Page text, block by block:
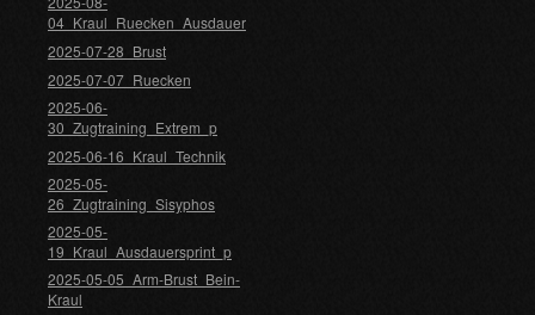
04_Kraul_Ruecken_Ausdauer
2025-07-28_Brust
2025-07-07_Ruecken
2025-06-
30_Zugtraining_Extrem_p
2025-06-16_Kraul_Technik
2025-05-
26_Zugtraining_Sisyphos
2025-05-
19_Kraul_Ausdauersprint_p
2025-05-05_Arm-Brust_Bein-
Kraul